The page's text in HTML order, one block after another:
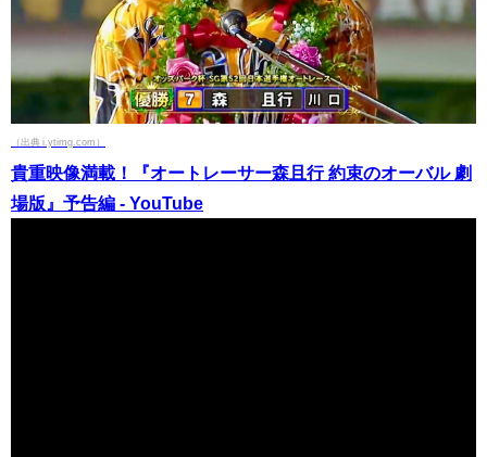
（出典 i.ytimg.com）
貴重映像満載！『オートレーサー森且行 約束のオーバル 劇
場版』予告編 - YouTube